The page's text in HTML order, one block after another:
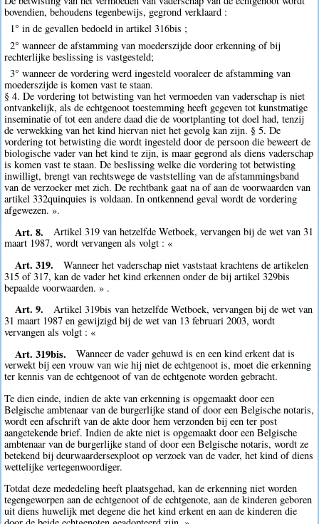
bovendien, behoudens tegenbewijs, gegrond verklaard :
1° in de gevallen bedoeld in artikel 316bis ;
2° wanneer de afstamming van moederszijde door erkenning of bij
rechterlijke beslissing is vastgesteld;
3° wanneer de vordering werd ingesteld vooraleer de afstamming van
moederszijde is komen vast te staan.
§ 4. De vordering tot betwisting van het vermoeden van vaderschap is niet
ontvankelijk, als de echtgenoot toestemming heeft gegeven tot kunstmatige
inseminatie of tot een andere daad die de voortplanting tot doel had, tenzij
de verwekking van het kind hiervan niet het gevolg kan zijn. § 5. De
vordering tot betwisting die wordt ingesteld door de persoon die beweert de
biologische vader van het kind te zijn, is maar gegrond als diens vaderschap
is komen vast te staan. De beslissing welke die vordering tot betwisting
inwilligt, brengt van rechtswege de vaststelling van de afstammingsband
van de verzoeker met zich. De rechtbank gaat na of aan de voorwaarden van
artikel 332quinquies is voldaan. In ontkennend geval wordt de vordering
afgewezen. ».
Art. 8.
Artikel 319 van hetzelfde Wetboek, vervangen bij de wet van 31
maart 1987, wordt vervangen als volgt : «
Art. 319.
Wanneer het vaderschap niet vaststaat krachtens de artikelen
315 of 317, kan de vader het kind erkennen onder de bij artikel 329bis
bepaalde voorwaarden. » .
Art. 9.
Artikel 319bis van hetzelfde Wetboek, vervangen bij de wet van
31 maart 1987 en gewijzigd bij de wet van 13 februari 2003, wordt
vervangen als volgt : «
Art. 319bis.
Wanneer de vader gehuwd is en een kind erkent dat is
verwekt bij een vrouw van wie hij niet de echtgenoot is, moet die erkenning
ter kennis van de echtgenoot of van de echtgenote worden gebracht.
Te dien einde, indien de akte van erkenning is opgemaakt door een
Belgische ambtenaar van de burgerlijke stand of door een Belgische notaris,
wordt een afschrift van de akte door hem verzonden bij een ter post
aangetekende brief. Indien de akte niet is opgemaakt door een Belgische
ambtenaar van de burgerlijke stand of door een Belgische notaris, wordt ze
betekend bij deurwaardersexploot op verzoek van de vader, het kind of diens
wettelijke vertegenwoordiger.
Totdat deze mededeling heeft plaatsgehad, kan de erkenning niet worden
tegengeworpen aan de echtgenoot of de echtgenote, aan de kinderen geboren
uit diens huwelijk met degene die het kind erkent en aan de kinderen die